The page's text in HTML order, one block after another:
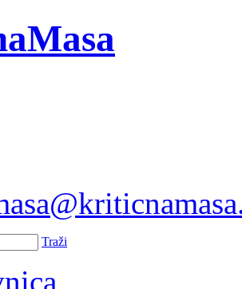
Traži